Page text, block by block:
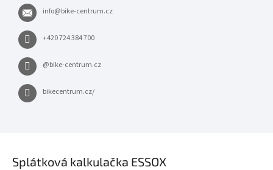
info@bike-centrum.cz
+420 724 384 700
@bike-centrum.cz
bikecentrum.cz/
Splátková kalkulačka ESSOX